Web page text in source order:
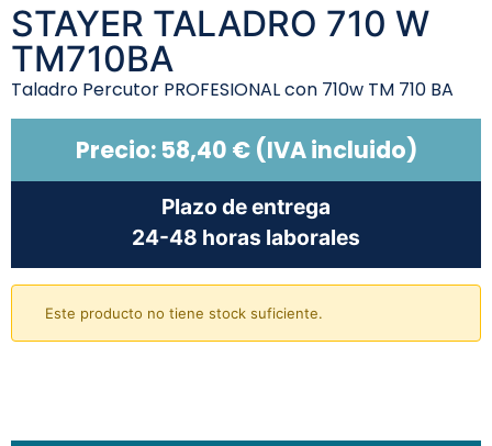
STAYER TALADRO 710 W
TM710BA
Taladro Percutor PROFESIONAL con 710w TM 710 BA
Precio: 58,40 €(IVA incluido)
Plazo de entrega
24-48 horas laborales
Este producto no tiene stock suficiente.